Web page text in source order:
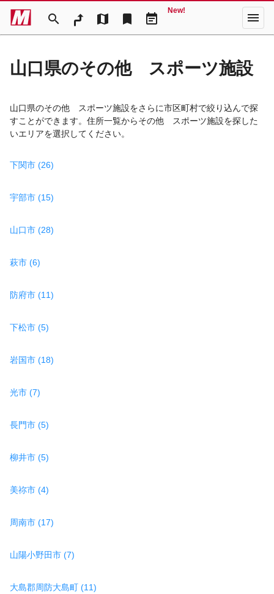
search map bookmark event_note
New! menu
山口県のその他 スポーツ施設
山口県のその他 スポーツ施設をさらに市区町村で絞り込んで探
すことができます。住所一覧からその他 スポーツ施設を探した
いエリアを選択してください。
下関市 (26)
宇部市 (15)
山口市 (28)
萩市 (6)
防府市 (11)
下松市 (5)
岩国市 (18)
光市 (7)
長門市 (5)
柳井市 (5)
美祢市 (4)
周南市 (17)
山陽小野田市 (7)
大島郡周防大島町 (11)